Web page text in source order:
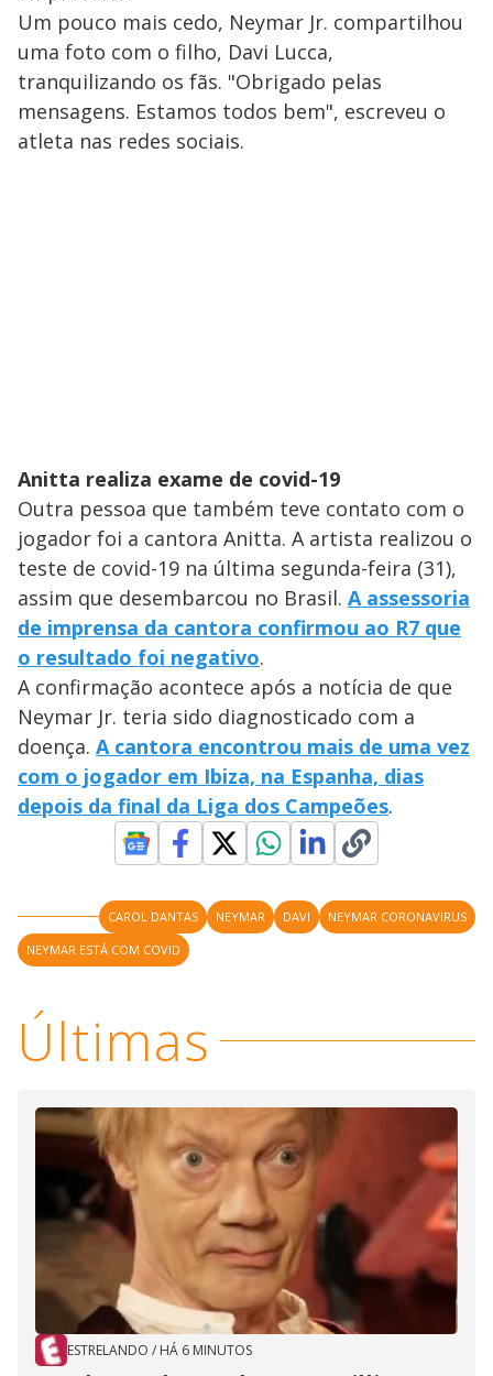
Um pouco mais cedo, Neymar Jr. compartilhou
uma foto com o filho, Davi Lucca,
tranquilizando os fãs. "Obrigado pelas
mensagens. Estamos todos bem", escreveu o
atleta nas redes sociais.
Anitta realiza exame de covid-19
Outra pessoa que também teve contato com o
jogador foi a cantora Anitta. A artista realizou o
teste de covid-19 na última segunda-feira (31),
assim que desembarcou no Brasil. A assessoria
de imprensa da cantora confirmou ao R7 que
o resultado foi negativo.
A confirmação acontece após a notícia de que
Neymar Jr. teria sido diagnosticado com a
doença. A cantora encontrou mais de uma vez
com o jogador em Ibiza, na Espanha, dias
depois da final da Liga dos Campeões.
CAROL DANTAS NEYMAR DAVI
NEYMAR CORONAVIRUS
NEYMAR ESTÁ COM COVID
Últimas
ESTRELANDO / HÁ 6 MINUTOS